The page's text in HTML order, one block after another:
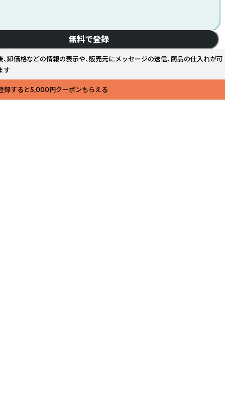
無料で登録
、卸価格などの情報の表示や、販売元にメッセージの送信、商品の仕入れが可
す
登録すると5,000円クーポンもらえる